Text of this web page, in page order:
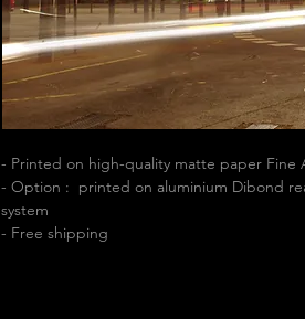
- Printed on high-quality matte paper Fine
- Option : printed on aluminium Dibond
system
- Free shipping